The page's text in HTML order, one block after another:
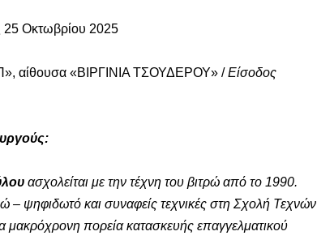
25 Οκτωβρίου 2025
αίθουσα «ΒΙΡΓΙΝΙΑ ΤΣΟΥΔΕΡΟΥ» /Είσοδος
ασχολείται με την τέχνη του βιτρώ από το 1990.
– ψηφιδωτό και συναφείς τεχνικές στη Σχολή Τεχνών
μακρόχρονη πορεία κατασκευής επαγγελματικού